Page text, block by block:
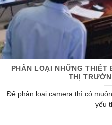
PHÂN LOẠI NHỮNG THIẾT
THỊ
Để phân loại camera thì có
yếu